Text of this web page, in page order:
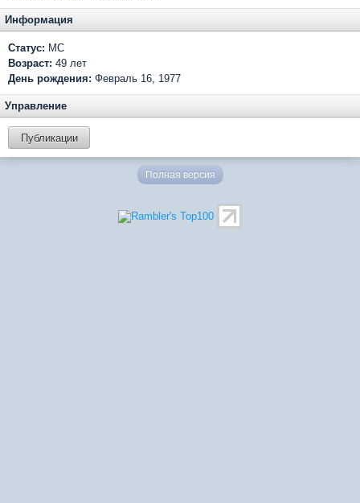
Информация
Статус: МС
Возраст: 49 лет
День рождения: Февраль 16, 1977
Управление
Публикации
Полная версия